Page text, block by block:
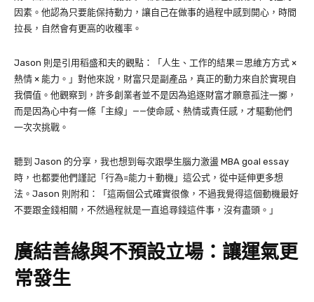
因素。他認為只要能保持動力，讓自己在做事的過程中感到開心，時間
拉長，自然會有更高的收穫率。
Jason 則是引用稻盛和夫的觀點：「人生、工作的結果＝思維方方式 ×
熱情 × 能力。」對他來說，財富只是副產品，真正的動力來自於實現自
我價值。他觀察到，許多創業者並不是因為追逐財富才願意孤注一擲，
而是因為心中有一條「主線」——使命感、熱情或責任感，才驅動他們
一次次挑戰。
聽到 Jason 的分享，我也想到每次跟學生腦力激盪 MBA goal essay
時，也都要他們謹記「行為=能力＋動機」這公式，從中延伸更多想
法。Jason 則附和：「這兩個公式確實很像，不過我覺得這個動機最好
不要跟金錢相關，不然過程就是一直追尋錢這件事，沒有盡頭。」
廣結善緣與不預設立場：讓運氣更
常發生